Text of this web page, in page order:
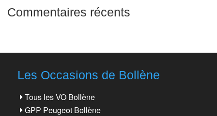
Commentaires récents
Les Occasions de Bollène
Tous les VO Bollène
GPP Peugeot Bollène